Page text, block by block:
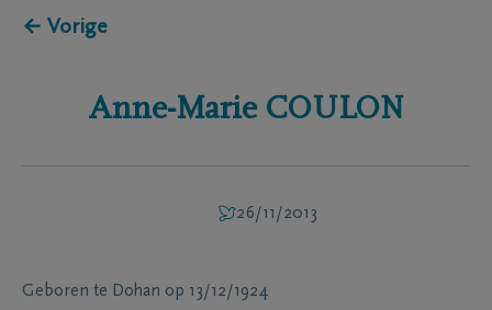
← Vorige
Anne-Marie COULON
26/11/2013
Geboren te Dohan op 13/12/1924